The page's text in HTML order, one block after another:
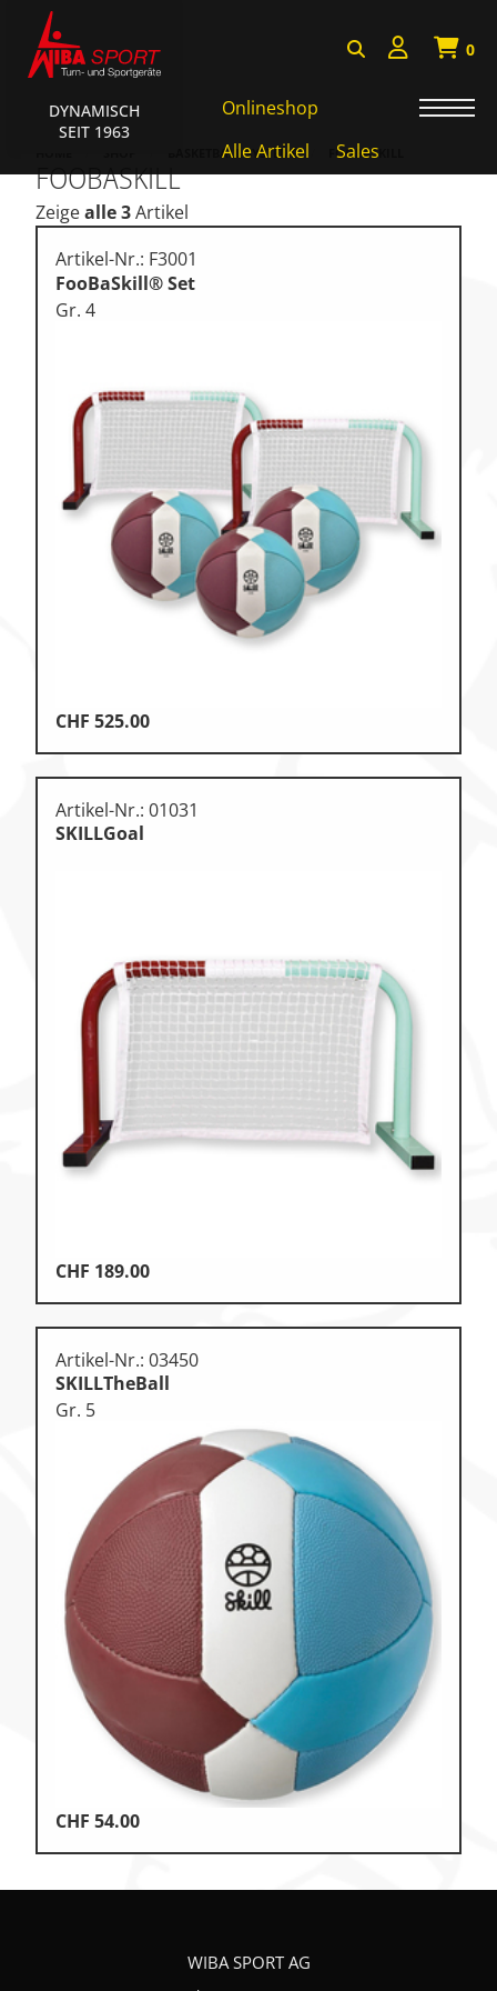
DYNAMISCH
SEIT 1963
0
Onlineshop
Alle Artikel
Sales
AKTIONEN • WIBA SPORT
Basketball Systeme
Fussball • Handballtore
Hockey • Tchouk • Funball
Kampfsport
Klettern & Bouldern
Leichtathletik
Objekteinrichtungen
Therapiebedarf
Wassersport
Zu den Ersatzteilen
Zu den Print Medien
BASKETBALL SYSTEME FOOBASKILL
FOOBASKILL
Zeigealle 3Artikel
Artikel-Nr.: F3001
FooBaSkill® Set
Gr. 4
CHF 525.00
Artikel-Nr.: 01031
SKILLGoal
CHF 189.00
Artikel-Nr.: 03450
SKILLTheBall
Gr. 5
CHF 54.00
WIBA SPORT AG